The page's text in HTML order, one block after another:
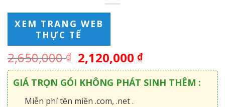
XEM TRANG WEB
THỰC TẾ
2,650,000₫ 2,120,000₫
GIÁ TRỌN GÓI KHÔNG PHÁT SINH THÊM :
Miễn phí tên miền .com, .net .